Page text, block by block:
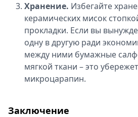
Хранение. Избегайте
керамических мисок
прокладки. Если вы
одну в другую ради
между ними бумажные
мягкой ткани – это
микроцарапин.
Заключение